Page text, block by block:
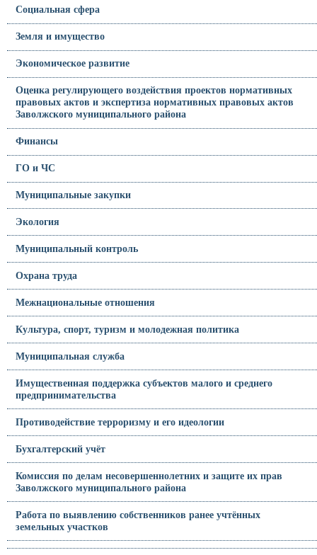
Социальная сфера
Земля и имущество
Экономическое развитие
Оценка регулирующего воздействия проектов нормативных
правовых актов и экспертиза нормативных правовых актов
Заволжского муниципального района
Финансы
ГО и ЧС
Муниципальные закупки
Экология
Муниципальный контроль
Охрана труда
Межнациональные отношения
Культура, спорт, туризм и молодежная политика
Муниципальная служба
Имущественная поддержка субъектов малого и среднего
предпринимательства
Противодействие терроризму и его идеологии
Бухгалтерский учёт
Комиссия по делам несовершеннолетних и защите их прав
Заволжского муниципального района
Работа по выявлению собственников ранее учтённых
земельных участков